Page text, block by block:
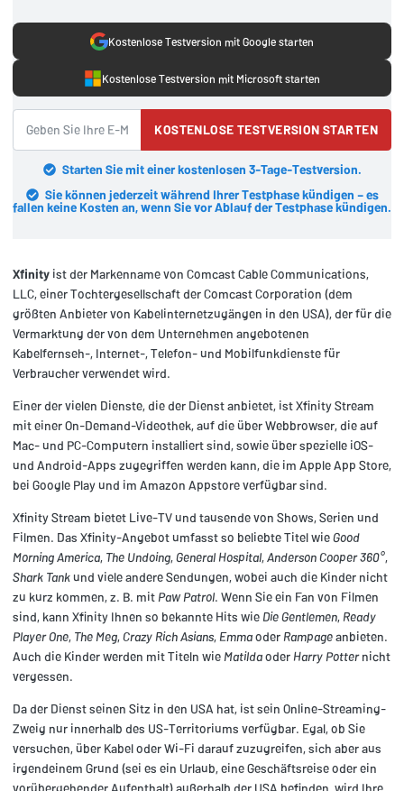
Kostenlose Testversion mit Google starten
Kostenlose Testversion mit Microsoft starten
KOSTENLOSE TESTVERSION STARTEN
Starten Sie mit einer kostenlosen 3-Tage-Testversion.
Sie können jederzeit während Ihrer Testphase kündigen – es
fallen keine Kosten an, wenn Sie vor Ablauf der Testphase kündigen.
Xfinity ist der Markenname von Comcast Cable Communications,
LLC, einer Tochtergesellschaft der Comcast Corporation (dem
größten Anbieter von Kabelinternetzugängen in den USA), der für die
Vermarktung der von dem Unternehmen angebotenen
Kabelfernseh-, Internet-, Telefon- und Mobilfunkdienste für
Verbraucher verwendet wird.
Einer der vielen Dienste, die der Dienst anbietet, ist Xfinity Stream
mit einer On-Demand-Videothek, auf die über Webbrowser, die auf
Mac- und PC-Computern installiert sind, sowie über spezielle iOS-
und Android-Apps zugegriffen werden kann, die im Apple App Store,
bei Google Play und im Amazon Appstore verfügbar sind.
Xfinity Stream bietet Live-TV und tausende von Shows, Serien und
Filmen. Das Xfinity-Angebot umfasst so beliebte Titel wieGood
Morning America, The Undoing,General Hospital,Anderson Cooper 360°,
Shark Tankund viele andere Sendungen, wobei auch die Kinder nicht
zu kurz kommen, z. B. mit Paw Patrol. Wenn Sie ein Fan von Filmen
sind, kann Xfinity Ihnen so bekannte Hits wie Die Gentlemen, Ready
Player One, The Meg,Crazy Rich Asians, Emmaoder Rampageanbieten.
Auch die Kinder werden mit Titeln wie Matildaoder Harry Potternicht
vergessen.
Da der Dienst seinen Sitz in den USA hat, ist sein Online-Streaming-
Zweig nur innerhalb des US-Territoriums verfügbar. Egal, ob Sie
versuchen, über Kabel oder Wi-Fi darauf zuzugreifen, sich aber aus
irgendeinem Grund (sei es ein Urlaub, eine Geschäftsreise oder ein
vorübergehender Aufenthalt) außerhalb der USA befinden, wird Ihre